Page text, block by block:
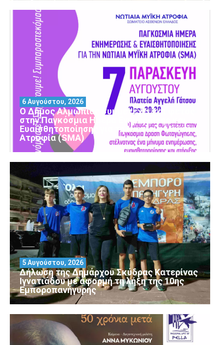
Ο Δήμος Αλμωπίας συμμετέχει και φέτος
στην Παγκόσμια Ημέρα Ενημέρωσης και
Ευαισθητοποίησης για τη Νωτιαία Μυϊκή
Ατροφία (SMA)
6 Αυγούστου, 2026
Δήλωση της Δημάρχου Σκύδρας Κατερίνας
Ιγνατιάδου με αφορμή τη λήξη της 10ης
Εμποροπανήγυρης
5 Αυγούστου, 2026